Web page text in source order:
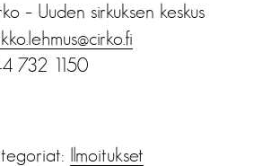
– Uuden sirkuksen keskus
732 1150
Ilmoitukset